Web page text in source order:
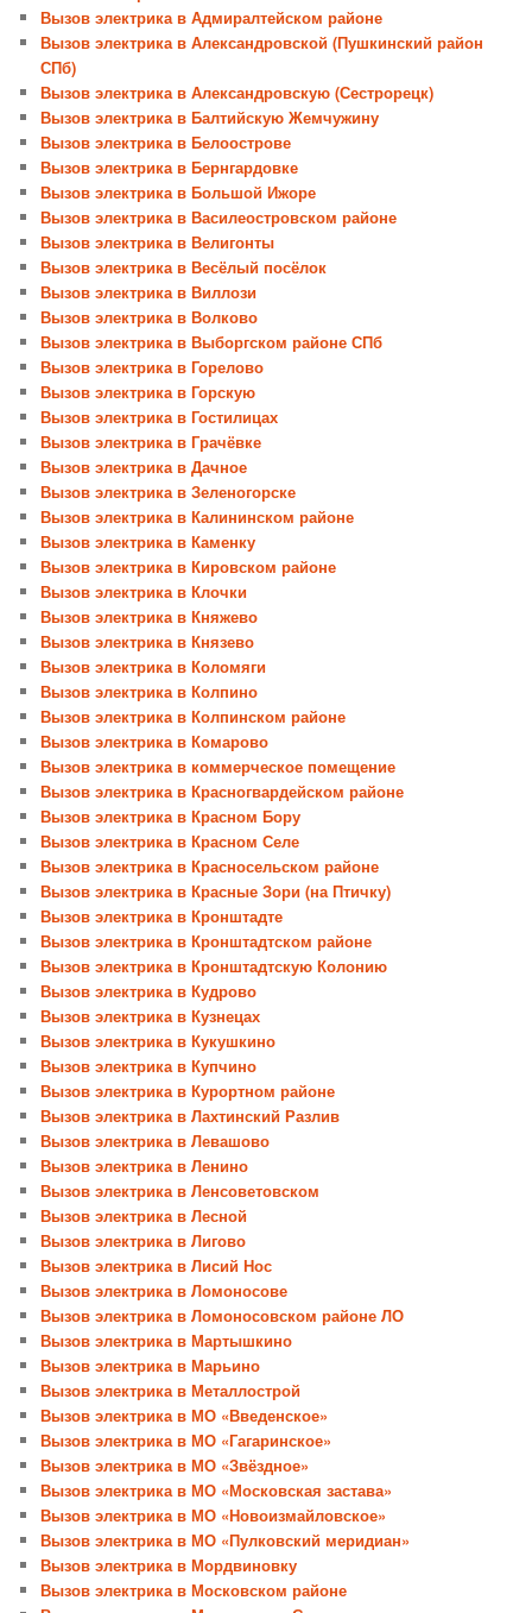
Вызов электрика в Адмиралтейском районе
Вызов электрика в Александровской (Пушкинский район
СПб)
Вызов электрика в Александровскую (Сестрорецк)
Вызов электрика в Балтийскую Жемчужину
Вызов электрика в Белоострове
Вызов электрика в Бернгардовке
Вызов электрика в Большой Ижоре
Вызов электрика в Василеостровском районе
Вызов электрика в Велигонты
Вызов электрика в Весёлый посёлок
Вызов электрика в Виллози
Вызов электрика в Волково
Вызов электрика в Выборгском районе СПб
Вызов электрика в Горелово
Вызов электрика в Горскую
Вызов электрика в Гостилицах
Вызов электрика в Грачёвке
Вызов электрика в Дачное
Вызов электрика в Зеленогорске
Вызов электрика в Калининском районе
Вызов электрика в Каменку
Вызов электрика в Кировском районе
Вызов электрика в Клочки
Вызов электрика в Княжево
Вызов электрика в Князево
Вызов электрика в Коломяги
Вызов электрика в Колпино
Вызов электрика в Колпинском районе
Вызов электрика в Комарово
Вызов электрика в коммерческое помещение
Вызов электрика в Красногвардейском районе
Вызов электрика в Красном Бору
Вызов электрика в Красном Селе
Вызов электрика в Красносельском районе
Вызов электрика в Красные Зори (на Птичку)
Вызов электрика в Кронштадте
Вызов электрика в Кронштадтском районе
Вызов электрика в Кронштадтскую Колонию
Вызов электрика в Кудрово
Вызов электрика в Кузнецах
Вызов электрика в Кукушкино
Вызов электрика в Купчино
Вызов электрика в Курортном районе
Вызов электрика в Лахтинский Разлив
Вызов электрика в Левашово
Вызов электрика в Ленино
Вызов электрика в Ленсоветовском
Вызов электрика в Лесной
Вызов электрика в Лигово
Вызов электрика в Лисий Нос
Вызов электрика в Ломоносове
Вызов электрика в Ломоносовском районе ЛО
Вызов электрика в Мартышкино
Вызов электрика в Марьино
Вызов электрика в Металлострой
Вызов электрика в МО «Введенское»
Вызов электрика в МО «Гагаринское»
Вызов электрика в МО «Звёздное»
Вызов электрика в МО «Московская застава»
Вызов электрика в МО «Новоизмайловское»
Вызов электрика в МО «Пулковский меридиан»
Вызов электрика в Мордвиновку
Вызов электрика в Московском районе